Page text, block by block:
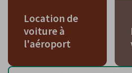
Location de
voiture à
l'aéroport